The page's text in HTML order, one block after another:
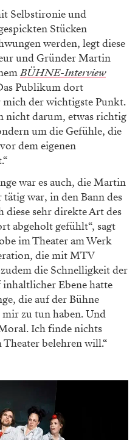
Selbstironie und
Stücken
werden, legt diese
und Gründer Martin
BÜHNE-Interview
Publikum dort
der wichtigste Punkt.
nicht darum, etwas richtig
um die Gefühle, die
dem eigenen
war es auch, die Martin
war, in den Bann des
diese sehr direkte Art des
abgeholt gefühlt“, sagt
im Theater am Werk
die mit MTV
die Schnelligkeit der
inhaltlicher Ebene hatte
die auf der Bühne
zu tun haben. Und
Ich finde nichts
belehren will.“